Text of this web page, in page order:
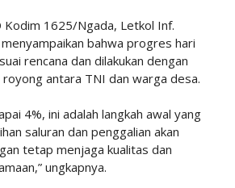
Kodim 1625/Ngada, Letkol Inf.
menyampaikan bahwa progres hari
rencana dan dilakukan dengan
antara TNI dan warga desa.
4%, ini adalah langkah awal yang
saluran dan penggalian akan
tetap menjaga kualitas dan
ungkapnya.